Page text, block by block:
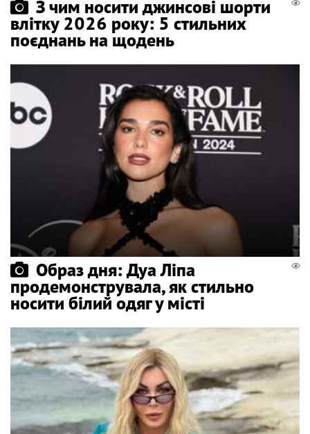
З чим носити джинсові шорти
влітку 2026 року: 5 стильних
поєднань на щодень
Образ дня: Дуа Ліпа
продемонструвала, як стильно
носити білий одяг у місті